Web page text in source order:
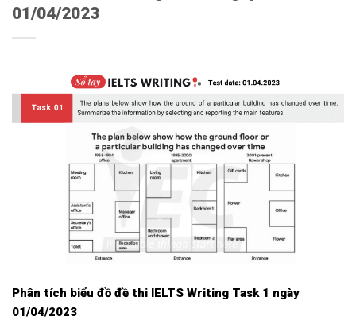
01/04/2023
Phân tích biểu đồ đề thi IELTS Writing Task 1 ngày
01/04/2023